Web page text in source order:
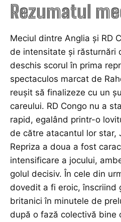
Rezumatul
Meciul dintre Anglia și RD
de intensitate și răsturnări
deschis scorul în prima
spectaculos marcat de
reușit să finalizeze cu un
careului. RD Congo nu a
rapid, egalând printr-o
de către atacantul lor star,
Repriza a doua a fost
intensificare a jocului,
golul decisiv. În cele din
dovedit a fi eroic, înscriind
britanici în minutele de
după o fază colectivă bine